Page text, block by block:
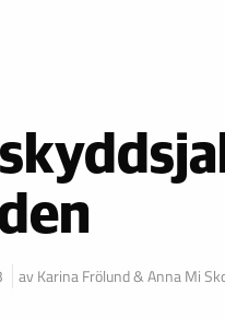
av Karina Frölund & Anna Mi